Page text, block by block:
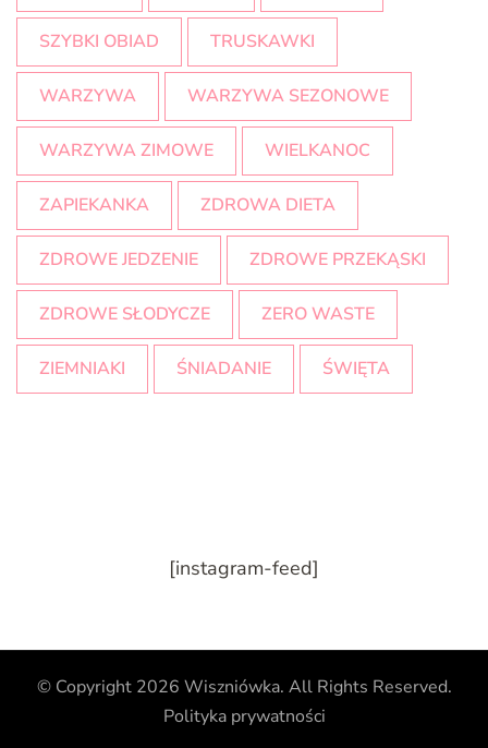
SZYBKI OBIAD TRUSKAWKI
WARZYWA WARZYWA SEZONOWE
WARZYWA ZIMOWE WIELKANOC
ZAPIEKANKA ZDROWA DIETA
ZDROWE JEDZENIE ZDROWE PRZEKĄSKI
ZDROWE SŁODYCZE ZERO WASTE
ZIEMNIAKI ŚNIADANIE ŚWIĘTA
[instagram-feed]
© Copyright 2026 Wiszniówka. All Rights Reserved.
Polityka prywatności